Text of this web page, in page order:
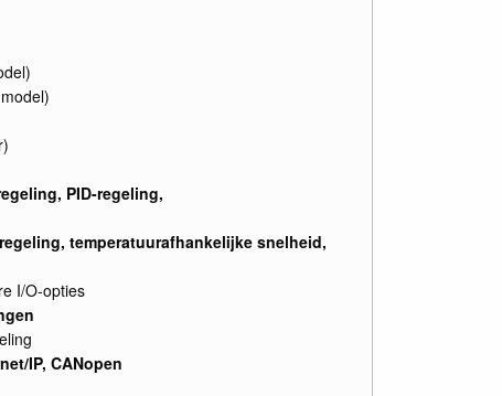
PID-regeling,
temperatuurafhankelijke snelheid,
I/O-opties
IP, CANopen